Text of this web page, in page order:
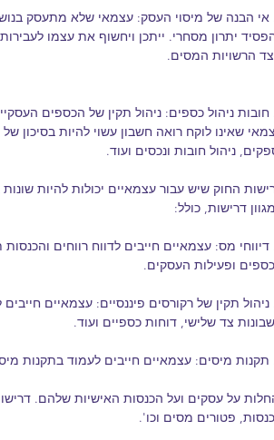
אי הבנה של מיסוי העסק: עצמאי שלא מתעסק
יתרון מסחרי. ייתכן ויחשוף את עצמו
הרשויות המסים.
חובות ניהול כספים: ניהול תקין של הכספים
שאינו לוקח רואה חשבון עשוי להיות בסיכון
ניהול חובות ונכסים ועוד.
החוק שיש עבור עצמאיים יכולות להיות
דרישות, כולל:
דיווחי מס: עצמאיים חייבים לדווח רווחים
ופעילות העסקים.
ניהול תקין של רקורסים פיננסיים: עצמאיים
צד שלישי, דוחות כספיים ועוד.
על עסקים ועל הכנסות האישיות שלהם.
פטורים מסים וכו'.